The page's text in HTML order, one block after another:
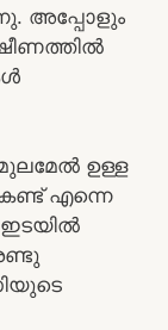
അപ്പോളും
ഉള്ള
എന്നെ
ഇടയിൽ